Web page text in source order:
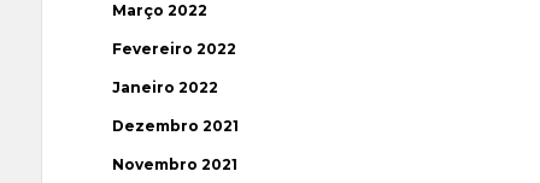
Março 2022
Fevereiro 2022
Janeiro 2022
Dezembro 2021
Novembro 2021